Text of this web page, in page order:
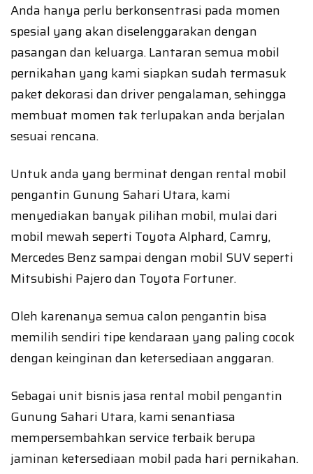
Anda hanya perlu berkonsentrasi pada momen
spesial yang akan diselenggarakan dengan
pasangan dan keluarga. Lantaran semua mobil
pernikahan yang kami siapkan sudah termasuk
paket dekorasi dan driver pengalaman, sehingga
membuat momen tak terlupakan anda berjalan
sesuai rencana.
Untuk anda yang berminat dengan rental mobil
pengantin Gunung Sahari Utara, kami
menyediakan banyak pilihan mobil, mulai dari
mobil mewah seperti Toyota Alphard, Camry,
Mercedes Benz sampai dengan mobil SUV seperti
Mitsubishi Pajero dan Toyota Fortuner.
Oleh karenanya semua calon pengantin bisa
memilih sendiri tipe kendaraan yang paling cocok
dengan keinginan dan ketersediaan anggaran.
Sebagai unit bisnis jasa rental mobil pengantin
Gunung Sahari Utara, kami senantiasa
mempersembahkan service terbaik berupa
jaminan ketersediaan mobil pada hari pernikahan.